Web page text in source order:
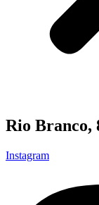
Rio Branco,
Instagram